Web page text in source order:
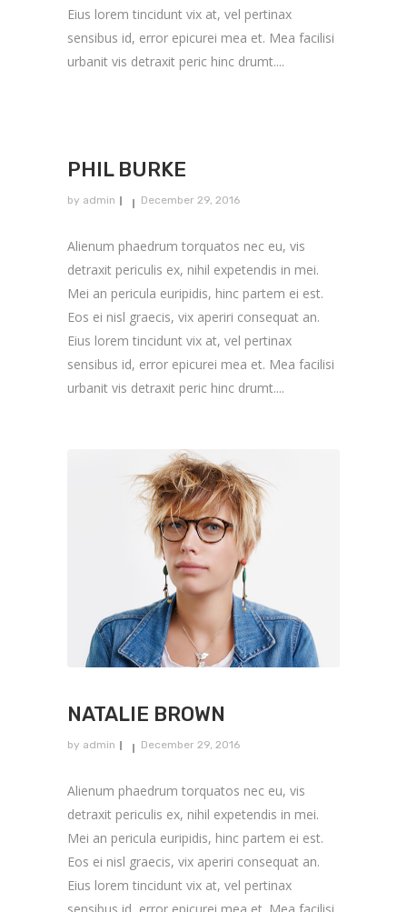
Eius lorem tincidunt vix at, vel pertinax
sensibus id, error epicurei mea et. Mea facilisi
urbanit vis detraxit peric hinc drumt....
PHIL BURKE
by admin December 29, 2016
Alienum phaedrum torquatos nec eu, vis
detraxit periculis ex, nihil expetendis in mei.
Mei an pericula euripidis, hinc partem ei est.
Eos ei nisl graecis, vix aperiri consequat an.
Eius lorem tincidunt vix at, vel pertinax
sensibus id, error epicurei mea et. Mea facilisi
urbanit vis detraxit peric hinc drumt....
NATALIE BROWN
by admin December 29, 2016
Alienum phaedrum torquatos nec eu, vis
detraxit periculis ex, nihil expetendis in mei.
Mei an pericula euripidis, hinc partem ei est.
Eos ei nisl graecis, vix aperiri consequat an.
Eius lorem tincidunt vix at, vel pertinax